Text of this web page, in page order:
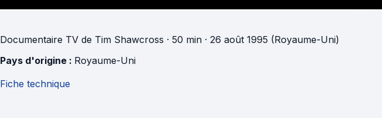
Documentaire TV de Tim Shawcross · 50 min · 26 août 1995 (Royaume-Uni)
Pays d'origine : Royaume-Uni
Fiche technique